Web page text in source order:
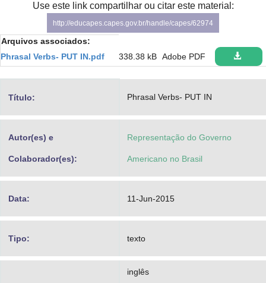
Secretaria de Governo
Gabinete de Segurança Institucional
Planalto
Use este link compartilhar ou citar este material:
http://educapes.capes.gov.br/handle/capes/62974
Arquivos associados:
Phrasal Verbs- PUT IN.pdf
338.38 kB Adobe PDF
Título: Phrasal Verbs- PUT IN
Autor(es) e
Colaborador(es):
Representação do Governo
Americano no Brasil
Data: 11-Jun-2015
Tipo: texto
inglês